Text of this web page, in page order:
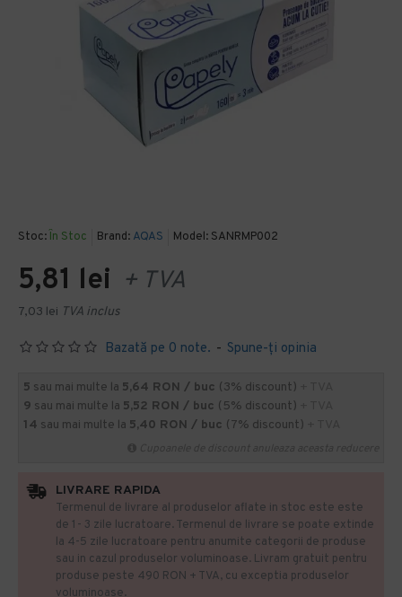
Stoc: În Stoc Brand: AQAS Model: SANRMP002
Bazată pe 0 note. - Spune-ţi opinia
5,81 lei + TVA
7,03 lei TVA inclus
5 sau mai multe la 5,64 RON / buc (3% discount)
9 sau mai multe la 5,52 RON / buc (5% discount)
14 sau mai multe la 5,40 RON / buc (7% discount)
LIVRARE RAPIDA
Termenul de livrare al produselor aflate in stoc este este
de 1- 3 zile lucratoare. Termenul de livrare se poate extinde
la 4-5 zile lucratoare pentru anumite categorii de produse
sau in cazul produselor voluminoase. Livram gratuit pentru
produse peste 490 RON + TVA, cu exceptia produselor
voluminoase.